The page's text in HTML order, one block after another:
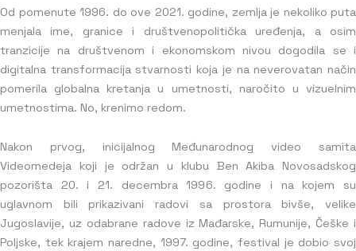
Od pomenute 1996. do ove 2021. godine, zemlja je nekoliko puta
menjala ime, granice i društvenopolitička uređenja, a osim
tranzicije na društvenom i ekonomskom nivou dogodila se i
digitalna transformacija stvarnosti koja je na neverovatan način
pomerila globalna kretanja u umetnosti, naročito u vizuelnim
umetnostima. No, krenimo redom.
Nakon prvog, inicijalnog Međunarodnog video samita
Videomedeja koji je održan u klubu Ben Akiba Novosadskog
pozorišta 20. i 21. decembra 1996. godine i na kojem su
uglavnom bili prikazivani radovi sa prostora bivše, velike
Jugoslavije, uz odabrane radove iz Mađarske, Rumunije, Češke i
Poljske, tek krajem naredne, 1997. godine, festival je dobio svoj